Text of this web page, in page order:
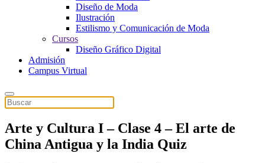
Diseño de Moda
Ilustración
Estilismo y Comunicación de Moda
Cursos
Diseño Gráfico Digital
Admisión
Campus Virtual
Arte y Cultura I – Clase 4 – El arte de
China Antigua y la India Quiz